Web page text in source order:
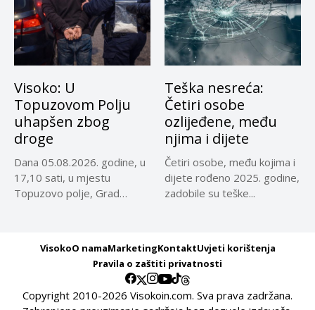
Visoko: U
Topuzovom Polju
uhapšen zbog
droge
Dana 05.08.2026. godine, u
17,10 sati, u mjestu
Topuzovo polje, Grad
Teška nesreća:
Četiri osobe
ozlijeđene, među
njima i dijete
Četiri osobe, među kojima i
dijete rođeno 2025. godine,
zadobile su teške...
VisokoO namaMarketingKontaktUvjeti korištenja
Pravila o zaštiti privatnosti
Copyright 2010-2026 Visokoin.com. Sva prava zadržana.